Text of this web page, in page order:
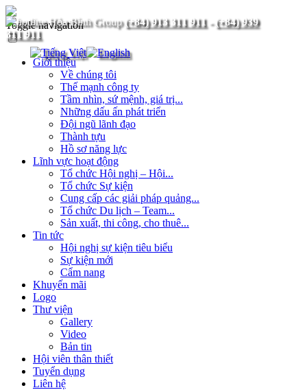
(+84) 913 311 911- (+84) 939
311 911
Toggle navigation
Giới thiệu
Về chúng tôi
Thế mạnh công ty
Tầm nhìn, sứ mệnh, giá trị...
Những dấu ấn phát triển
Đội ngũ lãnh đạo
Thành tựu
Hồ sơ năng lực
Lĩnh vực hoạt động
Tổ chức Hội nghị – Hội...
Tổ chức Sự kiện
Cung cấp các giải pháp quảng...
Tổ chức Du lịch – Team...
Sản xuất, thi công, cho thuê...
Tin tức
Hội nghị sự kiện tiêu biểu
Sự kiện mới
Cẩm nang
Khuyến mãi
Logo
Thư viện
Gallery
Video
Bản tin
Hội viên thân thiết
Tuyển dụng
Liên hệ